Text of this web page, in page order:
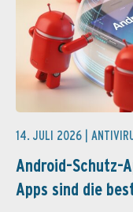
14. JULI 2026 |
Android-Schutz-
Apps sind die